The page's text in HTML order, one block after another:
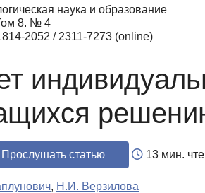
наука и образование
8. № 4
2052 / 2311-7273 (online)
Прослушать статью 13 мин.
, Н.И. Верзилова